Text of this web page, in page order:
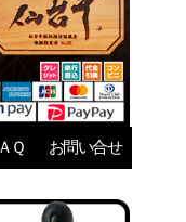
Ｑ お問い合せ